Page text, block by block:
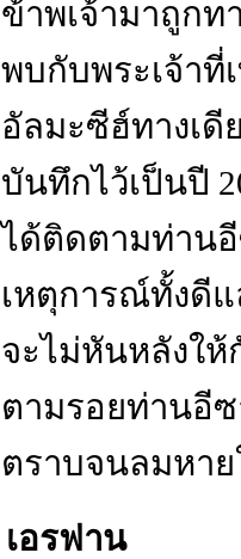
ข้าพเจ้ามาถูกท
พบกับพระเจ้าที่
อัลมะซีฮ์ทางเดี
บันทึกไว้เป็นปี
ได้ติดตามท่าน
เหตุการณ์ทั้งดีแ
จะไม่หันหลังให้
ตามรอยท่านอี
ตราบจนลมหา
เอรฟาน